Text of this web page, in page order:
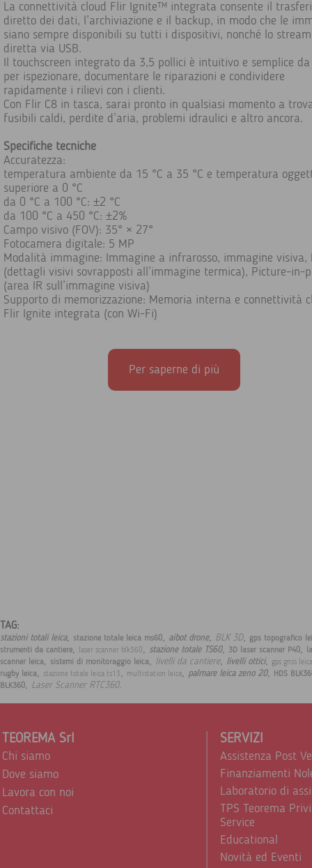
La connettività cloud Flir Ignite™ integrata consente il
diretto dei dati, l’archiviazione e il backup, in modo che le
siano sempre disponibili su tutti i dispositivi, nonché lo
diretta via USB.
Il touchscreen integrato da 3,5 pollici è intuitivo e semplice
per ispezionare, documentare le riparazioni e condividere
rapidamente i rilievi con i clienti.
Con Flir C8 in tasca, sarai pronto in qualsiasi momento a
fusibili caldi, perdite d’aria, problemi idraulici e altro ancora.
Specifiche tecniche
Accuratezza:
temperatura ambiente da 15 °C a 35 °C e temperatura
superiore a 0 °C
da 0 °C a 100 °C: ±2 °C
da 100 °C a 450 °C: ±2%
Campo visivo (FOV): 35° × 27°
Fotocamera digitale: 5 MP
Modalità immagine: Immagine a infrarosso, immagine visiva,
(dettagli visivi sovrapposti all’immagine termica), Picture-in-
(area IR sull’immagine visiva)
Supporto di memorizzazione: Memoria interna e connettività
Flir Ignite integrata (con Wi-Fi)
Per saperne di più
TAG:
stazioni totali leica, stazione totale leica ms60, aibot drone, BLK 3D, gps topografico
strumenti da cantiere, laser scanner blk360, stazione totale TS60, 3D laser scanner P40,
scanner leica, sistemi di monitoraggio leica, livelli da cantiere, livelli ottici, gps gnss
rugby leica, stazione totale leica ts13, multistation leica, palmare leica zeno 20,
HDS
BLK360, Laser Scanner RTC360.
TEOREMA Srl
Chi siamo
Dove siamo
Lavora con noi
Contattaci
SERVIZI
Assistenza Post
Finanziamenti
Laboratorio di
TPS Teorema
Service
Educational
Novità ed Eventi